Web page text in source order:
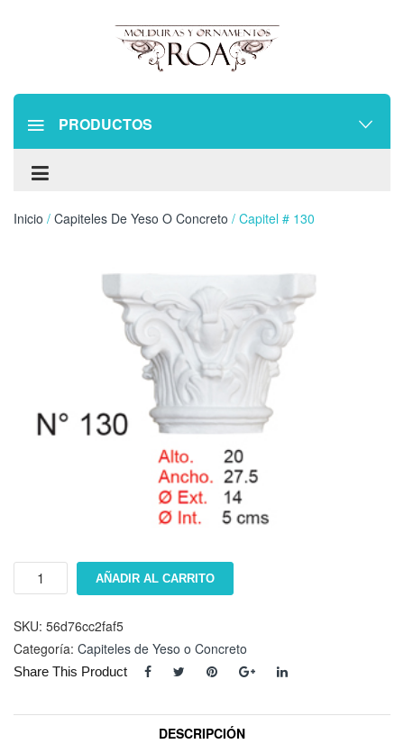
PRODUCTOS
Inicio / Capiteles De Yeso O Concreto / Capitel # 130
Capitel
cantidad
AÑADIR AL CARRITO
SKU: 56d76cc2faf5
Categoría: Capiteles de Yeso o Concreto
Share This Product
DESCRIPCIÓN